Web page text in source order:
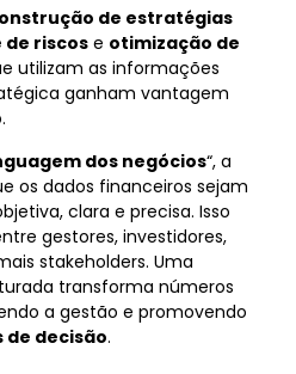
de estratégias
riscose otimização de
utilizam as informações
ganham vantagem
dos negócios“, a
os dados financeiros sejam
clara e precisa. Isso
gestores, investidores,
stakeholders. Uma
transforma números
a gestão e promovendo
de decisão.